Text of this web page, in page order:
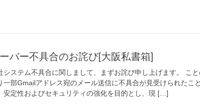
サーバー不具合のお詫び[大阪私書箱]
システム不具合に関しまして、まずお詫び申し上げます。 こ
一部Gmailアドレス宛のメール送信に不具合が見受けられたこ
安定性およびセキュリティの強化を目的とし、現 […]